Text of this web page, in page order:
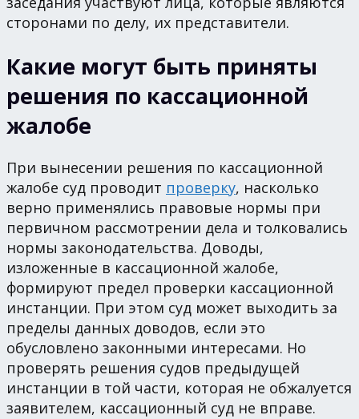
сторонами по делу, их представители.
Какие могут быть приняты
решения по кассационной
жалобе
При вынесении решения по кассационной
жалобе суд проводит проверку, насколько
верно применялись правовые нормы при
первичном рассмотрении дела и толковались
нормы законодательства. Доводы,
изложенные в кассационной жалобе,
формируют предел проверки кассационной
инстанции. При этом суд может выходить за
пределы данных доводов, если это
обусловлено законными интересами. Но
проверять решения судов предыдущей
инстанции в той части, которая не обжалуется
заявителем, кассационный суд не вправе.